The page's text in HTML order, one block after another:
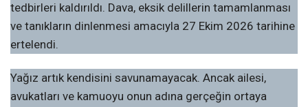
tedbirleri kaldırıldı. Dava, eksik delillerin tamamlanması
ve tanıkların dinlenmesi amacıyla 27 Ekim 2026 tarihine
ertelendi.
Yağız artık kendisini savunamayacak. Ancak ailesi,
avukatları ve kamuoyu onun adına gerçeğin ortaya